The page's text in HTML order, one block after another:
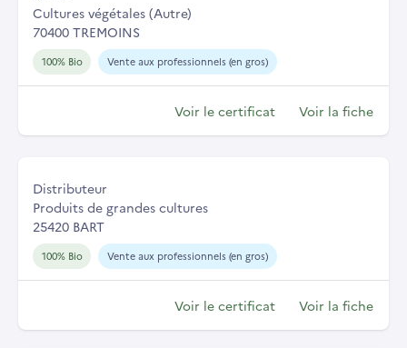
Cultures végétales (Autre)
70400 TREMOINS
100% Bio Vente aux professionnels (en gros)
Voir le certificat Voir la fiche
Distributeur
Produits de grandes cultures
25420 BART
100% Bio Vente aux professionnels (en gros)
Voir le certificat Voir la fiche